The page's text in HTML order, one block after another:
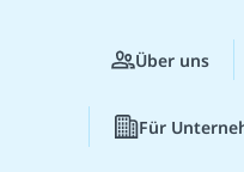
Über uns
Für